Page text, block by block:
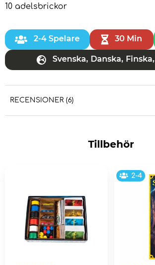
10 adelsbrickor
2-4 Spelare 30 Min
Svenska, Danska, Finska,
RECENSIONER (6)
Tillbehör
2-4